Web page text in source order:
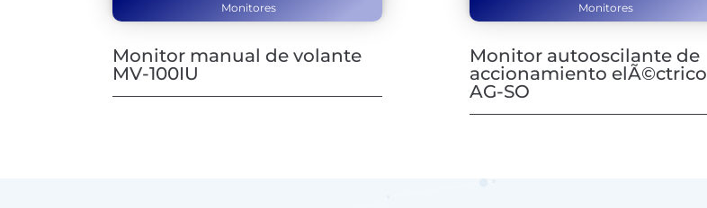
Monitores
Monitor manual de volante
MV-100IU
Monitores
Monitor autooscilante de
accionamiento elÃ©ctrico
AG-SO